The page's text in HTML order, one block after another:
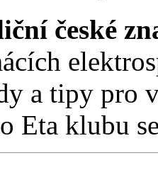
české
a tipy pro
Eta klubu